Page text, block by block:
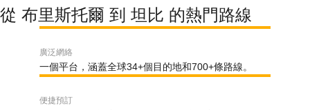
從 布里斯托爾 到 坦比 的熱門路線
廣泛網絡
一個平台，涵蓋全球34+個目的地和700+條路線。
便捷預訂